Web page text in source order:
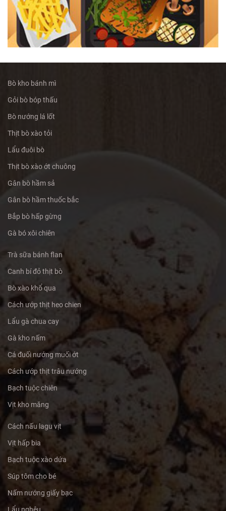
Bò kho bánh mì
Gỏi bò bóp thấu
Bò nướng lá lốt
Thịt bò xào tỏi
Lẩu đuôi bò
Thịt bò xào ớt chuông
Gân bò hầm sả
Gân bò hầm thuốc bắc
Bắp bò hấp gừng
Gà bó xôi chiên
Trà sữa bánh flan
Canh bí đỏ thịt bò
Bò xào khổ qua
Cách ướp thịt heo chien
Lẩu gà chua cay
Gà kho nấm
Cá đuối nướng muối ớt
Cách ướp thịt trâu nướng
Bạch tuộc chiên
Vịt kho măng
Cách nấu lagu vịt
Vịt hấp bia
Bạch tuộc xào dứa
Súp tôm cho bé
Nấm nướng giấy bạc